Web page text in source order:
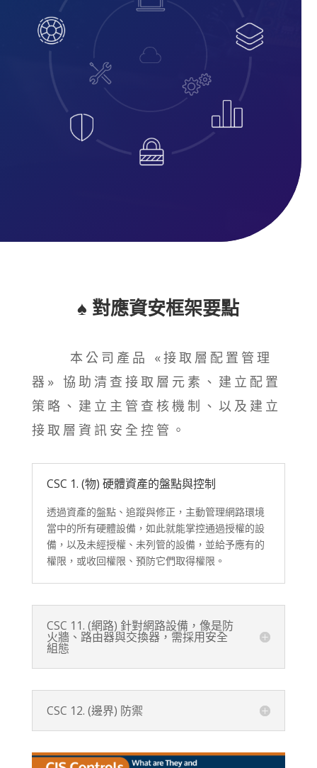
♠ 對應資安框架要點
本公司產品 «接取層配置管理
器» 協助清查接取層元素、建立配置
策略、建立主管查核機制、以及建立
接取層資訊安全控管。
CSC 1. (物) 硬體資產的盤點與控制
透過資產的盤點、追蹤與修正，主動管理網路環境
當中的所有硬體設備，如此就能掌控通過授權的設
備，以及未經授權、未列管的設備，並給予應有的
權限，或收回權限、預防它們取得權限。
CSC 11. (網路) 針對網路設備，像是防
火牆、路由器與交換器，需採用安全
組態
CSC 12. (邊界) 防禦